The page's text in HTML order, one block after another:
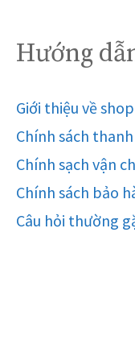
Hướng
Giới thiệu về shop
Chính sách
Chính sạch vận
Chính sách bảo
Câu hỏi thường